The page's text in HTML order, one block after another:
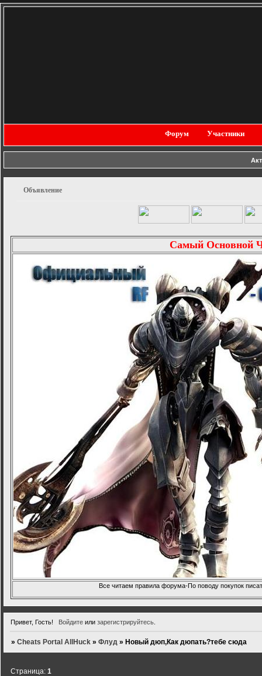
Форум Участники
Объявление
Самый Основной
Все читаем правила форума-По поводу покупок
Привет, Гость! Войдитеили зарегистрируйтесь.
»Cheats Portal AllHuck »Флуд » Новый дюп,Как дюпать?тебе сюда
Страница:1